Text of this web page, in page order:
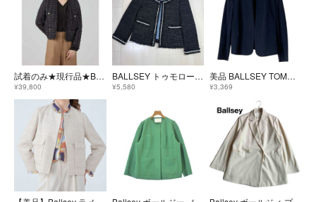
試着のみ★現行品★Ballsey/ボールジィ Violaカラーレスジャケット36
¥39,800
BALLSEY トゥモローランド ツイードノーカラージャケット ブラック 38
¥5,580
美品 BALLSEY TOMORROW LAND ボールジー トゥモローランド ノーカラージャケット 36 ネイビー レディース 古着 中古 USED
¥3,369